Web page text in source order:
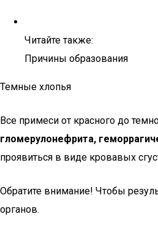
Читайте также:
Причины образования
Темные хлопья
Все примеси от красного до
гломерулонефрита,
проявиться в виде кровавых
Обратите внимание! Чтобы
органов.